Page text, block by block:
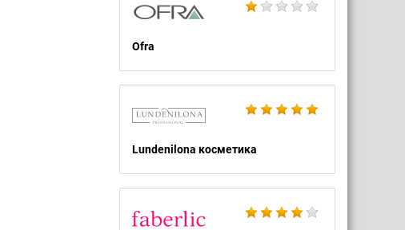
Ofra
Lundenilona косметика